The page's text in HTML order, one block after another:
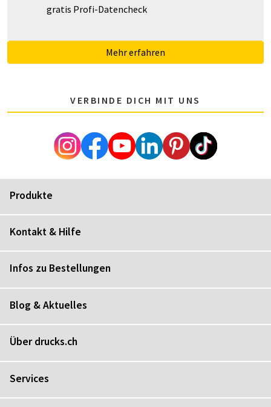
gratis Profi-Datencheck
Mehr erfahren
VERBINDE DICH MIT UNS
Produkte
Kontakt & Hilfe
Infos zu Bestellungen
Blog & Aktuelles
Über drucks.ch
Services